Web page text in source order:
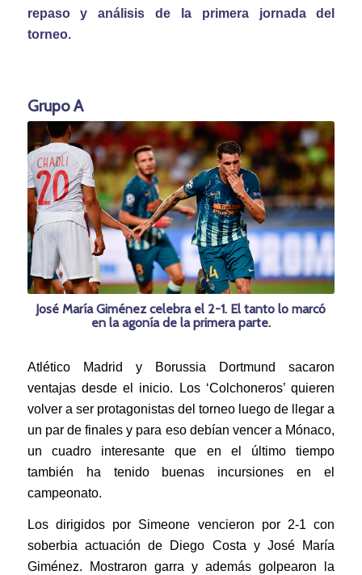
repaso y análisis de la primera jornada del
torneo.
Grupo A
José María Giménez celebra el 2-1. El tanto lo marcó
en la agonía de la primera parte.
Atlético Madrid y Borussia Dortmund sacaron
ventajas desde el inicio. Los ‘Colchoneros’ quieren
volver a ser protagonistas del torneo luego de llegar a
un par de finales y para eso debían vencer a Mónaco,
un cuadro interesante que en el último tiempo
también ha tenido buenas incursiones en el
campeonato.
Los dirigidos por Simeone vencieron por 2-1 con
soberbia actuación de Diego Costa y José María
Giménez. Mostraron garra y además golpearon la